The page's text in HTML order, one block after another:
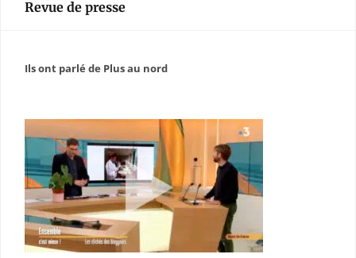
Revue de presse
Ils ont parlé de Plus au nord